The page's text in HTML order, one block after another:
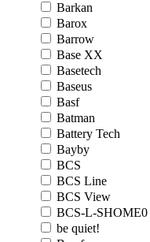
Barkan
Barox
Barrow
Base XX
Basetech
Baseus
Basf
Batman
Battery Tech
Bayby
BCS
BCS Line
BCS View
BCS-L-SHOME0
be quiet!